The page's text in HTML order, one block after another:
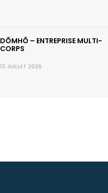
DÕMHÕ – ENTREPRISE MULTI-
CORPS
13 JUILLET 2026